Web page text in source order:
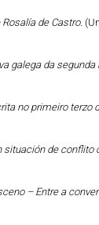
de Castro.
galega da
no primeiro terzo
de conflito
– Entre a